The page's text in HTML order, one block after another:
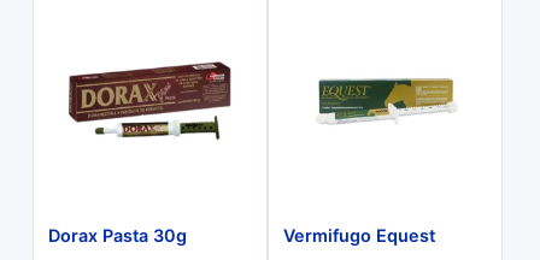
Dorax Pasta 30g Vermifugo Equest